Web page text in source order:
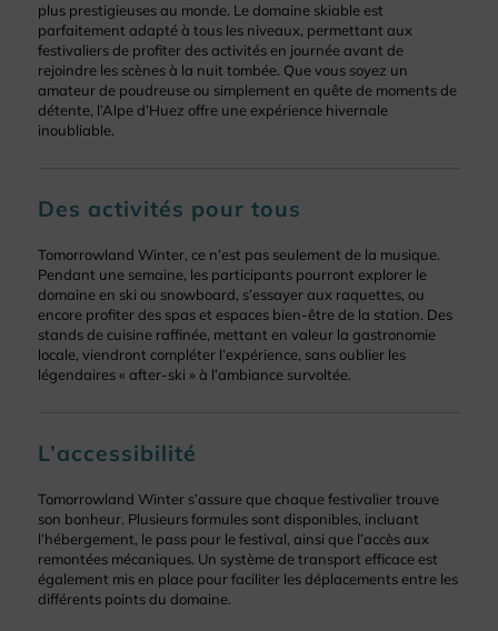
plus prestigieuses au monde. Le domaine skiable est
parfaitement adapté à tous les niveaux, permettant aux
festivaliers de profiter des activités en journée avant de
rejoindre les scènes à la nuit tombée. Que vous soyez un
amateur de poudreuse ou simplement en quête de moments de
détente, l’Alpe d’Huez offre une expérience hivernale
inoubliable.
Des activités pour tous
Tomorrowland Winter, ce n’est pas seulement de la musique.
Pendant une semaine, les participants pourront explorer le
domaine en ski ou snowboard, s’essayer aux raquettes, ou
encore profiter des spas et espaces bien-être de la station. Des
stands de cuisine raffinée, mettant en valeur la gastronomie
locale, viendront compléter l’expérience, sans oublier les
légendaires « after-ski » à l’ambiance survoltée.
L’accessibilité
Tomorrowland Winter s’assure que chaque festivalier trouve
son bonheur. Plusieurs formules sont disponibles, incluant
l’hébergement, le pass pour le festival, ainsi que l’accès aux
remontées mécaniques. Un système de transport efficace est
également mis en place pour faciliter les déplacements entre les
différents points du domaine.